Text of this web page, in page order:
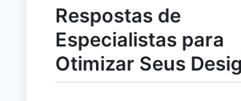
Respostas de
Especialistas para
Otimizar Seus